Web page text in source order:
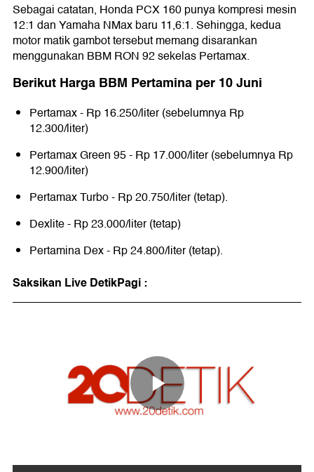
Sebagai catatan, Honda PCX 160 punya kompresi mesin
12:1 dan Yamaha NMax baru 11,6:1. Sehingga, kedua
motor matik gambot tersebut memang disarankan
menggunakan BBM RON 92 sekelas Pertamax.
Berikut Harga BBM Pertamina per 10 Juni
Pertamax - Rp 16.250/liter (sebelumnya Rp
12.300/liter)
Pertamax Green 95 - Rp 17.000/liter (sebelumnya Rp
12.900/liter)
Pertamax Turbo - Rp 20.750/liter (tetap).
Dexlite - Rp 23.000/liter (tetap)
Pertamina Dex - Rp 24.800/liter (tetap).
Saksikan LiveDetikPagi: